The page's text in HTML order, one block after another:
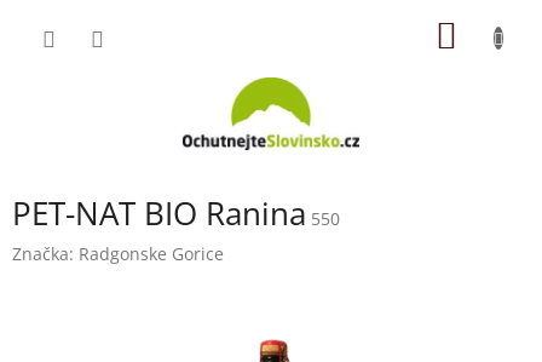
PET-NAT BIO Ranina 550
Značka: Radgonske Gorice